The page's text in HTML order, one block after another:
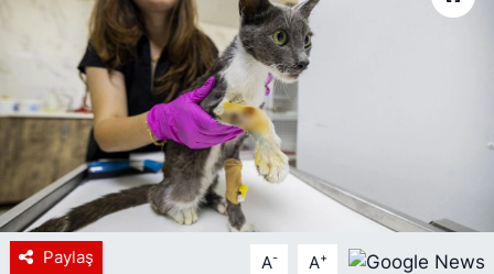
Paylaş A- A+
YEREL HABER
Haberde insan
Tanıtım